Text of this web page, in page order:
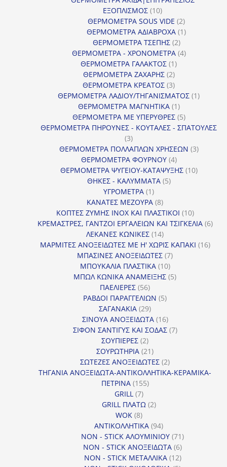
ΕΞΟΠΛΙΣΜΟΣ 1010
προϊόντα
ΘΕΡΜΟΜΕΤΡΑ SOUS VIDE 22
προϊόντα
ΘΕΡΜΟΜΕΤΡΑ ΑΔΙΑΒΡΟΧΑ 11
ΘΕΡΜΟΜΕΤΡΑ ΤΣΕΠΗΣ 22
προϊόντα
ΘΕΡΜΟΜΕΤΡΑ - ΧΡΟΝΟΜΕΤΡΑ 44
ΘΕΡΜΟΜΕΤΡΑ ΓΑΛΑΚΤΟΣ 11
προϊόν
ΘΕΡΜΟΜΕΤΡΑ ΖΑΧΑΡΗΣ 22
προϊόντα
ΘΕΡΜΟΜΕΤΡΑ ΚΡΕΑΤΟΣ 33
προϊόντα
ΘΕΡΜΟΜΕΤΡΑ ΛΑΔΙΟΥ/ΤΗΓΑΝΙΣΜΑΤΟΣ 11
ΘΕΡΜΟΜΕΤΡΑ ΜΑΓΝΗΤΙΚΑ 11
προϊόν
ΘΕΡΜΟΜΕΤΡΑ ΜΕ ΥΠΕΡΥΘΡΕΣ 55
προϊόντα
ΘΕΡΜΟΜΕΤΡΑ ΠΗΡΟΥΝΕΣ - ΚΟΥΤΑΛΕΣ - ΣΠΑΤΟΥΛΕΣ
33
προϊόντα
ΘΕΡΜΟΜΕΤΡΑ ΠΟΛΛΑΠΛΩΝ ΧΡΗΣΕΩΝ 33
ΘΕΡΜΟΜΕΤΡΑ ΦΟΥΡΝΟΥ 44
προϊόντα
ΘΕΡΜΟΜΕΤΡΑ ΨΥΓΕΙΟΥ-ΚΑΤΑΨΥΞΗΣ 1010
ΘΗΚΕΣ - ΚΑΛΥΜΜΑΤΑ 55
ΥΓΡΟΜΕΤΡΑ 11
προϊόν
ΚΑΝΑΤΕΣ ΜΕΖΟΥΡΑ 88
προϊόντα
ΚΟΠΤΕΣ ΖΥΜΗΣ INOX ΚΑΙ ΠΛΑΣΤΙΚΟΙ 1010
προϊόντα
ΚΡΕΜΑΣΤΡΕΣ, ΓΑΝΤΖΟΙ ΕΡΓΑΛΕΙΩΝ ΚΑΙ ΤΣΙΓΚΕΛΙΑ 66
ΛΕΚΑΝΕΣ ΚΩΝΙΚΕΣ 1414
προϊόντα
ΜΑΡΜΙΤΕΣ ΑΝΟΞΕΙΔΩΤΕΣ ΜΕ Η' ΧΩΡΙΣ ΚΑΠΑΚΙ 1616
ΜΠΑΣΙΝΕΣ ΑΝΟΞΕΙΔΩΤΕΣ 77
ΜΠΟΥΚΑΛΙΑ ΠΛΑΣΤΙΚΑ 1010
προϊόντα
ΜΠΩΛ ΚΩΝΙΚΑ ΑΝΑΜΕΙΞΗΣ 55
ΠΑΕΛΙΕΡΕΣ 5656
προϊόντα
ΡΑΒΔΟΙ ΠΑΡΑΓΓΕΛΙΩΝ 55
ΣΑΓΑΝΑΚΙΑ 2929
προϊόντα
ΣΙΝΟΥΑ ΑΝΟΞΕΙΔΩΤΑ 1616
προϊόντα
ΣΙΦΟΝ ΣΑΝΤΙΓΥΣ ΚΑΙ ΣΟΔΑΣ 77
ΣΟΥΠΙΕΡΕΣ 22
προϊόντα
ΣΟΥΡΩΤΗΡΙΑ 2121
προϊόντα
ΣΩΤΕΖΕΣ ΑΝΟΞΕΙΔΩΤΕΣ 22
προϊόντα
ΤΗΓΑΝΙΑ ΑΝΟΞΕΙΔΩΤΑ-ΑΝΤΙΚΟΛΛΗΤΙΚΑ-ΚΕΡΑΜΙΚΑ-
ΠΕΤΡΙΝΑ 155155
GRILL 77
προϊόντα
GRILL ΠΛΑΤΩ 22
WOK 88
προϊόντα
ΑΝΤΙΚΟΛΛΗΤΙΚΑ 9494
προϊόντα
NON - STICK ΑΛΟΥΜΙΝΙΟΥ 7171
προϊόντα
NON - STICK ΑΝΟΞΕΙΔΩΤΑ 66
προϊόντα
NON - STICK ΜΕΤΑΛΛΙΚΑ 1212